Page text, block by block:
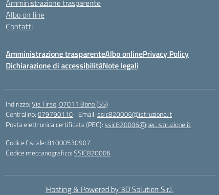
Amministrazione trasparente
Albo on line
Contatti
Amministrazione trasparenteAlbo onlinePrivacy Policy
Dichiarazione di accessibilitàNote legali
Indirizzo:Via Tirso, 07011 Bono (SS)
Centralino:079790110 Email:ssic820006@istruzione.it
Posta elettronica certificata (PEC):ssic820006@pec.istruzione.it
Codice fiscale: 81000530907
Codice meccanografico:SSIC820006
Hosting & Powered by 3D Solution S.r.l.